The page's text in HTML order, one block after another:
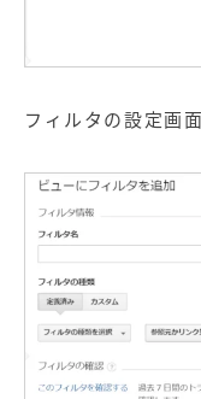
フィルタの設定画